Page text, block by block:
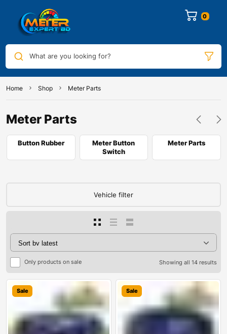
What are you looking for?
Home Shop Meter Parts
Meter Parts
Button Rubber
Meter Button
Switch
Meter Parts
Vehicle filter
Only products on sale Showing all 14 results
Sale Sale